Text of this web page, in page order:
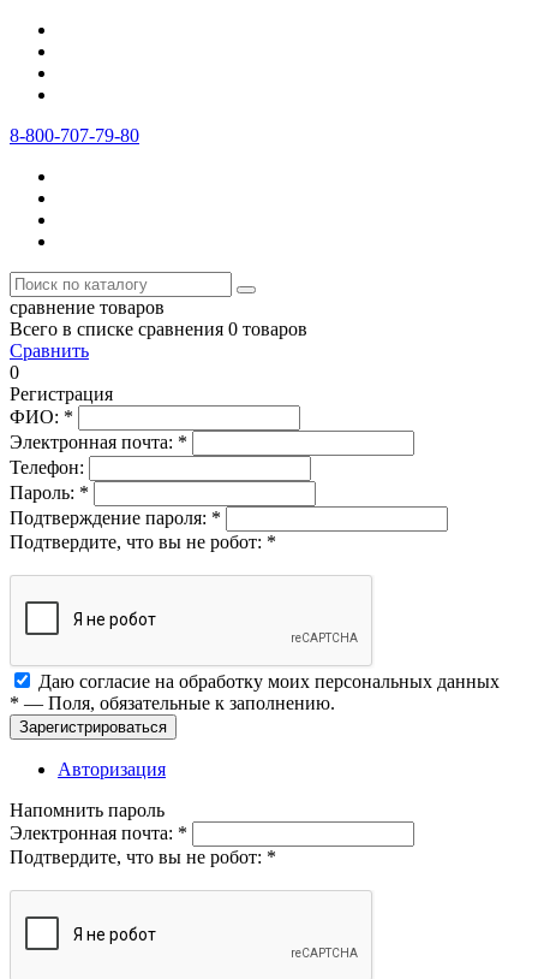
8-800-707-79-80
сравнение товаров
Всего в списке сравнения 0 товаров
Сравнить
0
Регистрация
ФИО: *
Электронная почта: *
Телефон:
Пароль: *
Подтверждение пароля: *
Подтвердите, что вы не робот: *
Даю согласие на обработку моих персональных данных
* — Поля, обязательные к заполнению.
Зарегистрироваться
Авторизация
Напомнить пароль
Электронная почта: *
Подтвердите, что вы не робот: *